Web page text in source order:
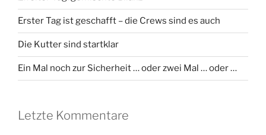
Erster Tag ist geschafft – die Crews sind es auch
Die Kutter sind startklar
Ein Mal noch zur Sicherheit … oder zwei Mal … oder …
Letzte Kommentare